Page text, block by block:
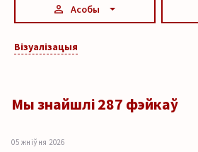
Асобы
Візуалізацыя
Мы знайшлі 287 фэйкаў
05 жніўня 2026